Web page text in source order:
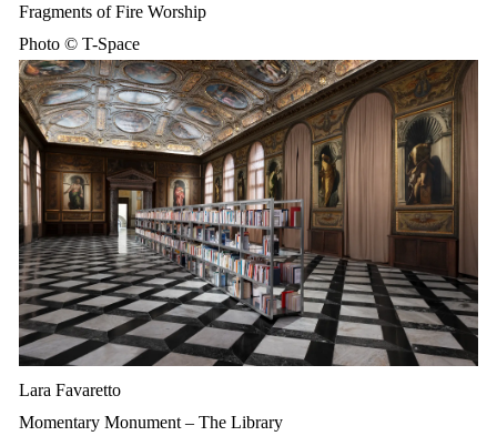
Fragments of Fire Worship
Photo © T-Space
Lara Favaretto
Momentary Monument – The Library